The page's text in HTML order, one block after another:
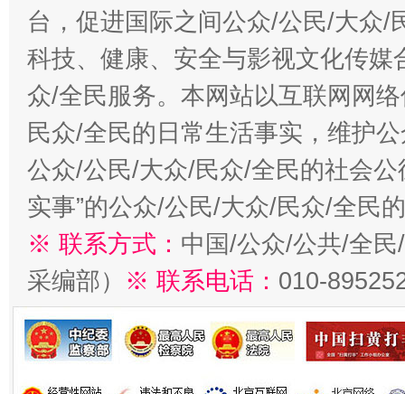
台，促进国际之间公众/公民/大众/
科技、健康、安全与影视文化传
众/全民服务。本网站以互联网网
民众/全民的日常生活事实，维护
公众/公民/大众/民众/全民的社会公
实事”的公众/公民/大众/民众/全民
※ 联系方式： 中国/公众/公共/全
采编部） ※ 联系电话： 010-